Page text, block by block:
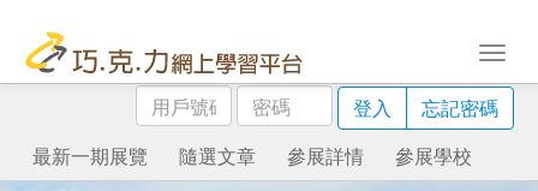
用
戶
號
碼
密
碼
登入
忘記密碼
最新一期展覽
隨選文章 參展詳情 參展學校